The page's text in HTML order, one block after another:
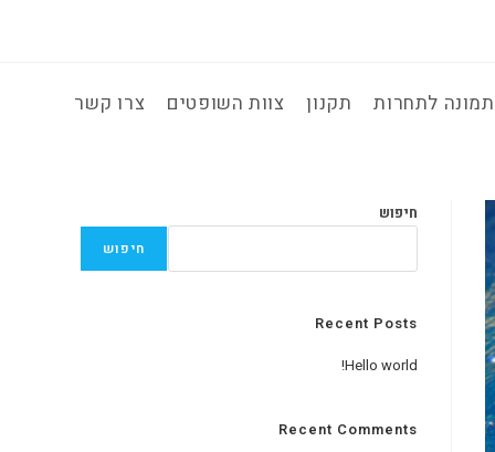
לתחרות תקנון צוות השופטים צרו קשר
חיפוש
חיפוש
Recent Posts
Hello world!
Recent Comments